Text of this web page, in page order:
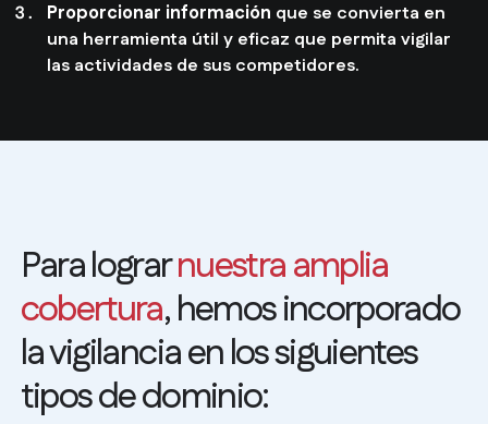
Proporcionar información que se convierta en
una herramienta útil y eficaz que permita vigilar
las actividades de sus competidores.
Para lograrnuestra amplia
cobertura, hemos incorporado
la vigilancia en los siguientes
tipos de dominio: